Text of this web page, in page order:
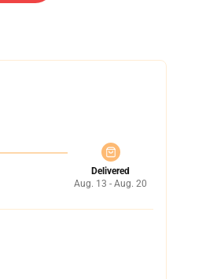
Delivered
Aug. 13 - Aug. 20